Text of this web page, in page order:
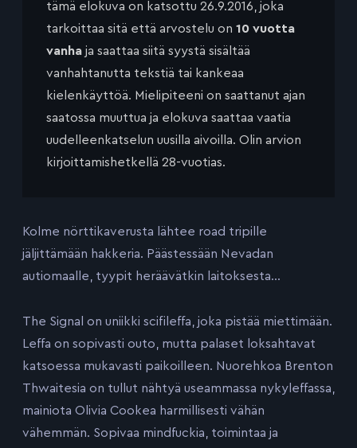
tämä elokuva on katsottu 26.9.2016, joka
tarkoittaa sitä että arvostelu on 10 vuotta
vanha ja saattaa siitä syystä sisältää
vanhahtanutta tekstiä tai kankeaa
kielenkäyttöä. Mielipiteeni on saattanut ajan
saatossa muuttua ja elokuva saattaa vaatia
uudelleenkatselun uusilla aivoilla. Olin arvion
kirjoittamishetkellä 28-vuotias.
Kolme nörttikaverusta lähtee road tripille
jäljittämään hakkeria. Päästessään Nevadan
autiomaalle, tyypit heräävätkin laitoksesta…
The Signal on uniikki scifileffa, joka pistää miettimään.
Leffa on sopivasti outo, mutta palaset loksahtavat
katsoessa mukavasti paikoilleen. Nuorehkoa Brenton
Thwaitesia on tullut nähtyä useammassa nykyleffassa,
mainiota Olivia Cookea harmillisesti vähän
vähemmän. Sopivaa mindfuckia, toimintaa ja